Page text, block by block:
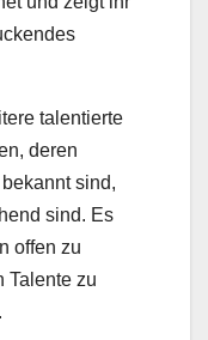
talentierte
deren
sind,
sind. Es
offen zu
Talente zu